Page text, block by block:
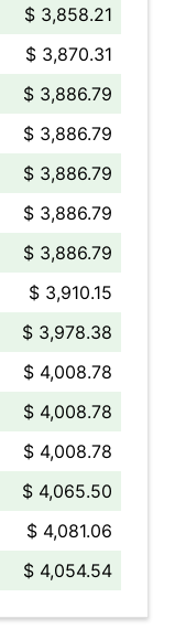
$ 3,858.21
$ 3,870.31
$ 3,886.79
$ 3,886.79
$ 3,886.79
$ 3,886.79
$ 3,886.79
$ 3,910.15
$ 3,978.38
$ 4,008.78
$ 4,008.78
$ 4,008.78
$ 4,065.50
$ 4,081.06
$ 4,054.54